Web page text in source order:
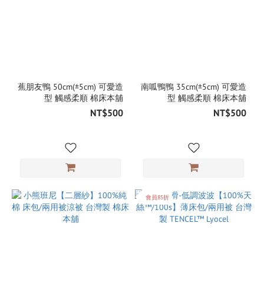
蕉朋友鴨 50cm(±5cm) 可愛造
型 觸感柔順 棉床本舖
NT$500
南呱鴨鴨 35cm(±5cm) 可愛造
型 觸感柔順 棉床本舖
NT$500
會員85折